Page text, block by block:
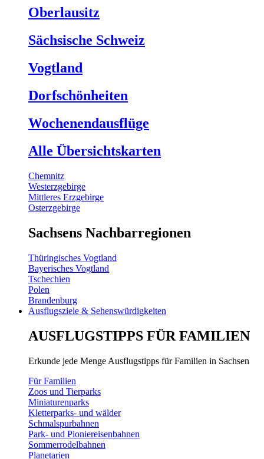
Oberlausitz
Sächsische Schweiz
Vogtland
Dorfschönheiten
Wochenendausflüge
Alle Übersichtskarten
Chemnitz
Westerzgebirge
Mittleres Erzgebirge
Osterzgebirge
Sachsens Nachbarregionen
Thüringisches Vogtland
Bayerisches Vogtland
Tschechien
Polen
Brandenburg
Ausflugsziele & Sehenswürdigkeiten
AUSFLUGSTIPPS FÜR FAMILIEN
Erkunde jede Menge Ausflugstipps für Familien in Sachsen
Für Familien
Zoos und Tierparks
Miniaturenparks
Kletterparks- und wälder
Schmalspurbahnen
Park- und Pioniereisenbahnen
Sommerrodelbahnen
Planetarien